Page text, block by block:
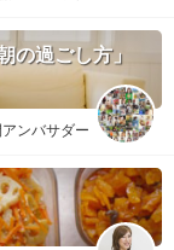
の過ごし方」
ンバサダー